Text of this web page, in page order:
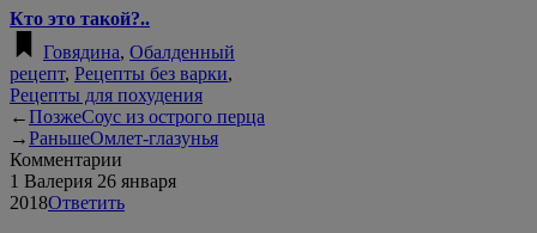
Кто это такой?..
Говядина, Обалденный
рецепт, Рецепты без варки,
Рецепты для похудения
←ПозжеСоус из острого перца
→РаньшеОмлет-глазунья
Комментарии
1 Валерия 26 января
2018Ответить